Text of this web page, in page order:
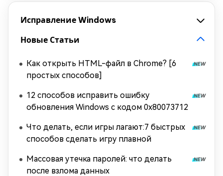
Исправление Windows
Новые Статьи
Как открыть HTML-файл в Chrome? [6
простых способов]
12 способов исправить ошибку
обновления Windows с кодом 0x80073712
Что делать, если игры лагают:7 быстрых
способов сделать игру плавной
Массовая утечка паролей: что делать
после взлома данных